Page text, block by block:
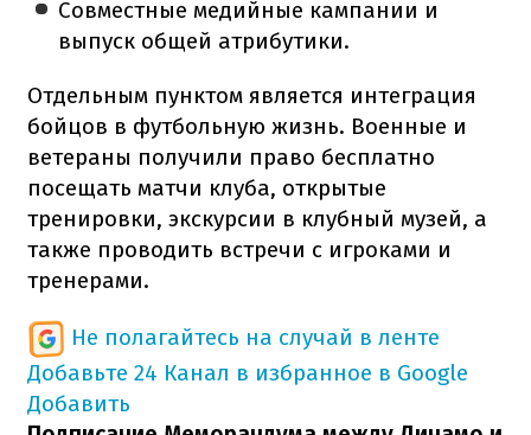
Совместные медийные кампании и
выпуск общей атрибутики.
Отдельным пунктом является интеграция
бойцов в футбольную жизнь. Военные и
ветераны получили право бесплатно
посещать матчи клуба, открытые
тренировки, экскурсии в клубный музей, а
также проводить встречи с игроками и
тренерами.
Не полагайтесь на случай в ленте
Добавьте 24 Канал в избранное в Google
Добавить